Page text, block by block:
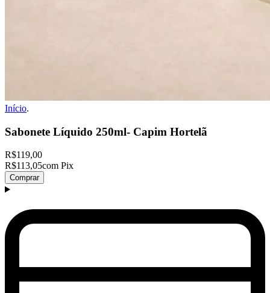
Início.
Sabonete Líquido 250ml- Capim Hortelã
R$119,00
R$113,05com Pix
Comprar